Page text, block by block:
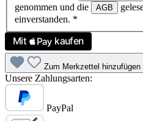
genommen und die
AGB
einverstanden. *
Zum Merkzettel hinzufügen
Unsere Zahlungsarten:
PayPal